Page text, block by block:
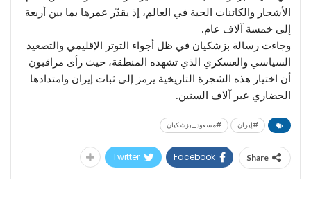
الأشجار والكائنات الحية في العالم، إذ يقدّر عمرها بما بين أربعة
إلى خمسة آلاف عام.
وجاءت رسالة بزشكيان في ظل أجواء التوتر الإقليمي والتصعيد
السياسي والعسكري الذي تشهده المنطقة، حيث رأى مراقبون
أن اختيار هذه الشجرة التاريخية يرمز إلى ثبات إيران وامتدادها
الحضاري عبر آلاف السنين.
#إيران #مسعود_بزشكيان
Share
Facebook
Twitter